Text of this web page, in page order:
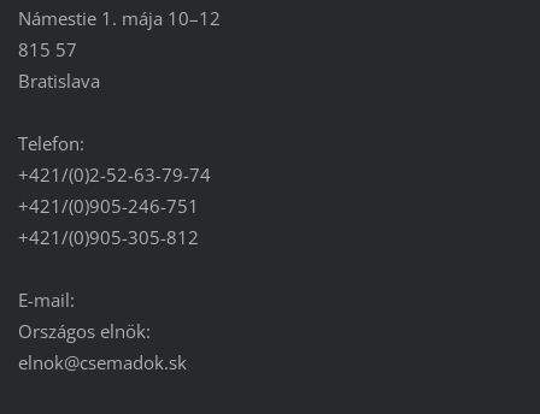
Námestie 1. mája 10–12
815 57
Bratislava
Telefon:
+421/(0)2-52-63-79-74
+421/(0)905-246-751
+421/(0)905-305-812
E-mail:
Országos elnök:
elnok@csemadok.sk